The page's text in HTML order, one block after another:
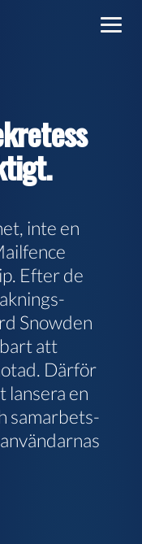
inte en
Efter de
Snowden
att
Därför
lansera en
samarbets-